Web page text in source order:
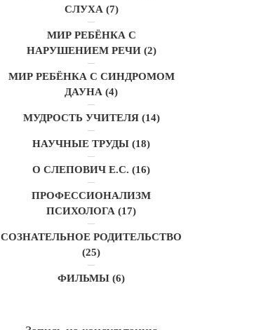
СЛУХА (7)
МИР РЕБЁНКА С
НАРУШЕНИЕМ РЕЧИ(2)
МИР РЕБЁНКА С СИНДРОМОМ
ДАУНА (4)
МУДРОСТЬ УЧИТЕЛЯ(14)
НАУЧНЫЕ ТРУДЫ (18)
О СЛЕПОВИЧ Е.С. (16)
ПРОФЕССИОНАЛИЗМ
ПСИХОЛОГА (17)
СОЗНАТЕЛЬНОЕ РОДИТЕЛЬСТВО
(25)
ФИЛЬМЫ (6)